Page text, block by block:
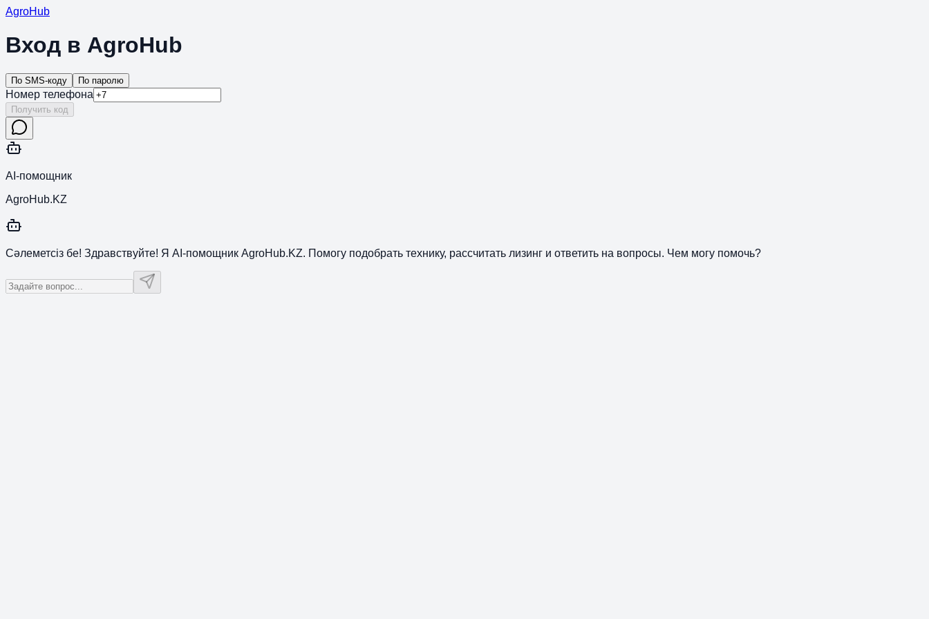
AgroHub
Вход в AgroHub
По SMS-коду По паролю
Номер телефона
Получить код
AI-помощник
AgroHub.KZ
Сәлеметсіз бе! Здравствуйте! Я AI-помощник AgroHub.KZ. Помогу подобрать технику, рассчитать лизинг и ответить на вопросы. Чем могу помочь?